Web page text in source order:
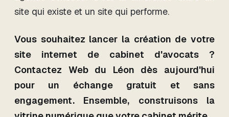
site qui existe et un site qui performe.
Vous souhaitez lancer la création de votre
site internet de cabinet d'avocats ?
Contactez Web du Léon dès aujourd'hui
pour un échange gratuit et sans
engagement. Ensemble, construisons la